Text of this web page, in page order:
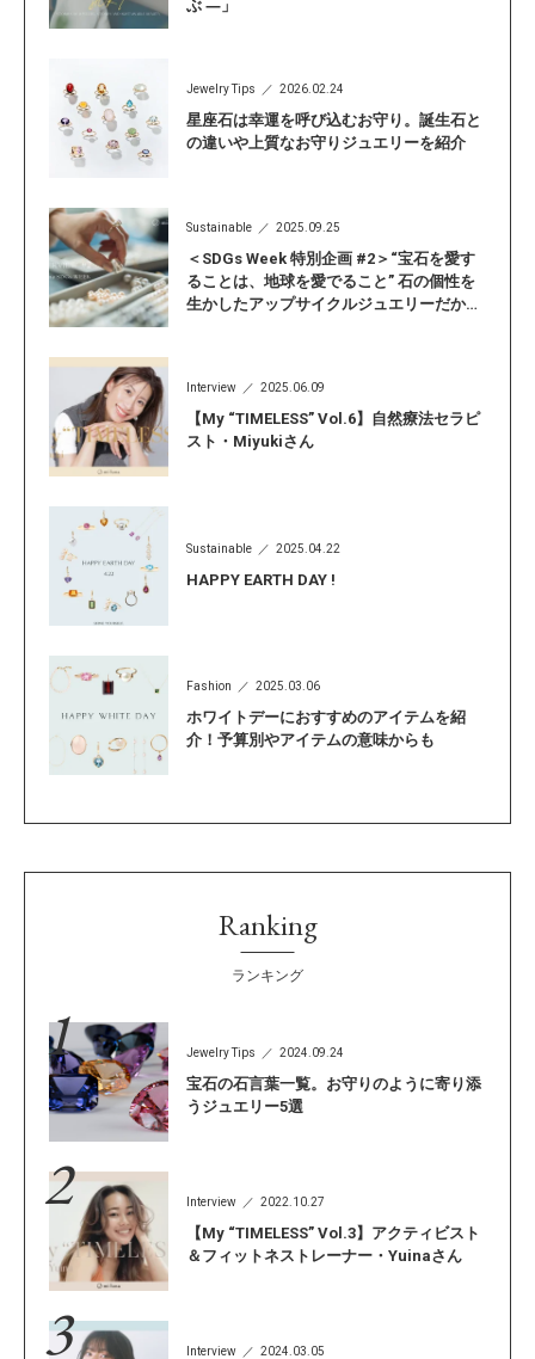
ぶ ―」
Jewelry Tips 2026.02.24
星座石は幸運を呼び込むお守り。誕生石と
の違いや上質なお守りジュエリーを紹介
Sustainable 2025.09.25
＜SDGs Week 特別企画 #2＞“宝石を愛す
ることは、地球を愛でること” 石の個性を
生かしたアップサイクルジュエリーだから
Interview 2025.06.09
【My “TIMELESS” Vol.6】自然療法セラピ
スト・Miyukiさん
Sustainable 2025.04.22
HAPPY EARTH DAY !
Fashion 2025.03.06
ホワイトデーにおすすめのアイテムを紹
介！予算別やアイテムの意味からも
Ranking
ランキング
Jewelry Tips 2024.09.24
宝石の石言葉一覧。お守りのように寄り添
うジュエリー5選
Interview 2022.10.27
【My “TIMELESS” Vol.3】アクティビスト
＆フィットネストレーナー・Yuinaさん
Interview 2024.03.05